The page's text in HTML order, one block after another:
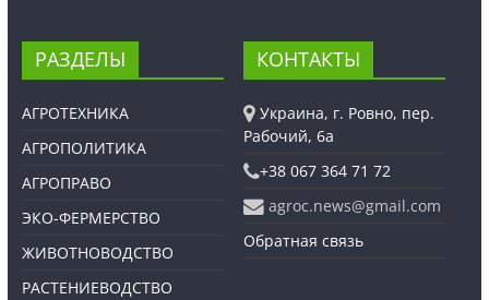
РАЗДЕЛЫ
АГРОТЕХНИКА
АГРОПОЛИТИКА
АГРОПРАВО
ЭКО-ФЕРМЕРСТВО
ЖИВОТНОВОДСТВО
РАСТЕНИЕВОДСТВО
КОНТАКТЫ
Украина, г. Ровно, пер.
Рабочий, 6а
+38 067 364 71 72
agroc.news@gmail.com
Обратная связь